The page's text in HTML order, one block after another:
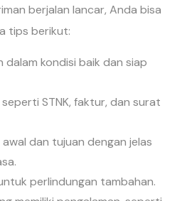
berjalan lancar, Anda bisa
tips berikut:
dalam kondisi baik dan siap
STNK, faktur, dan surat
dan tujuan dengan jelas
perlindungan tambahan.